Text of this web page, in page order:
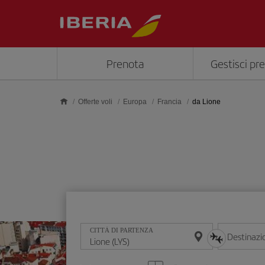
Prenota Gestisci
Offerte voli Europa Francia da Lione
CITTÀ DI PARTENZA